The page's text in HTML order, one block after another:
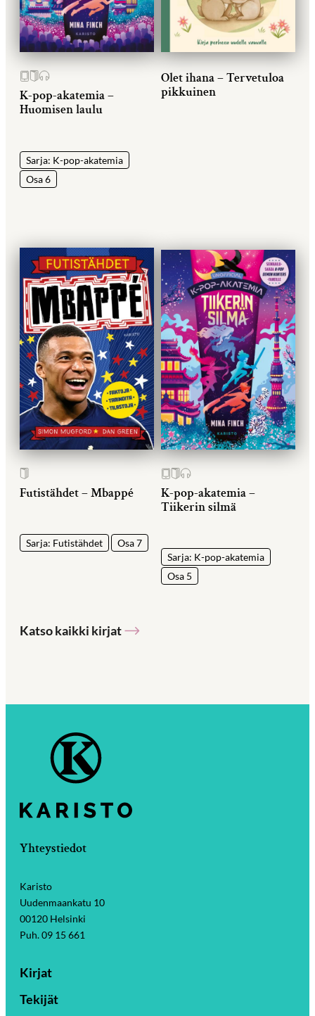
K-pop-akatemia –
Huomisen laulu
Sarja: K-pop-akatemia
Osa 6
Olet ihana – Tervetuloa
pikkuinen
Futistähdet – Mbappé
Sarja: Futistähdet Osa 7
K-pop-akatemia –
Tiikerin silmä
Sarja: K-pop-akatemia
Osa 5
Katso kaikki kirjat
Yhteystiedot
Karisto
Uudenmaankatu 10
00120 Helsinki
Puh. 09 15 661
Kirjat
Tekijät